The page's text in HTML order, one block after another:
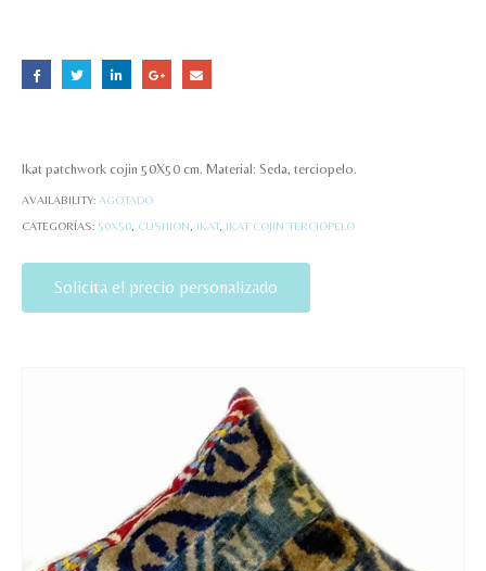
Ikat patchwork cojin 50X50 cm. Material: Seda, terciopelo.
AVAILABILITY: AGOTADO
CATEGORÍAS: 50X50 CUSHION IKAT, IKAT COJIN TERCIOPELO
Solicita el precio personalizado